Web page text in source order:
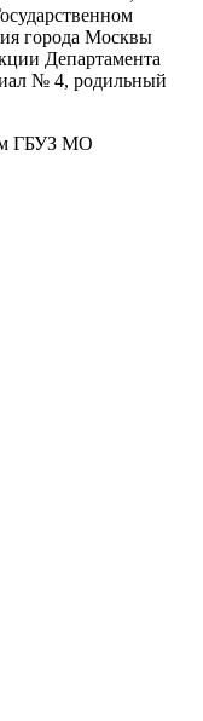
города Москвы
Департамента
№ 4, родильный
ГБУЗ МО